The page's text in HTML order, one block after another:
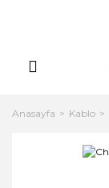
Anasayfa Kablo